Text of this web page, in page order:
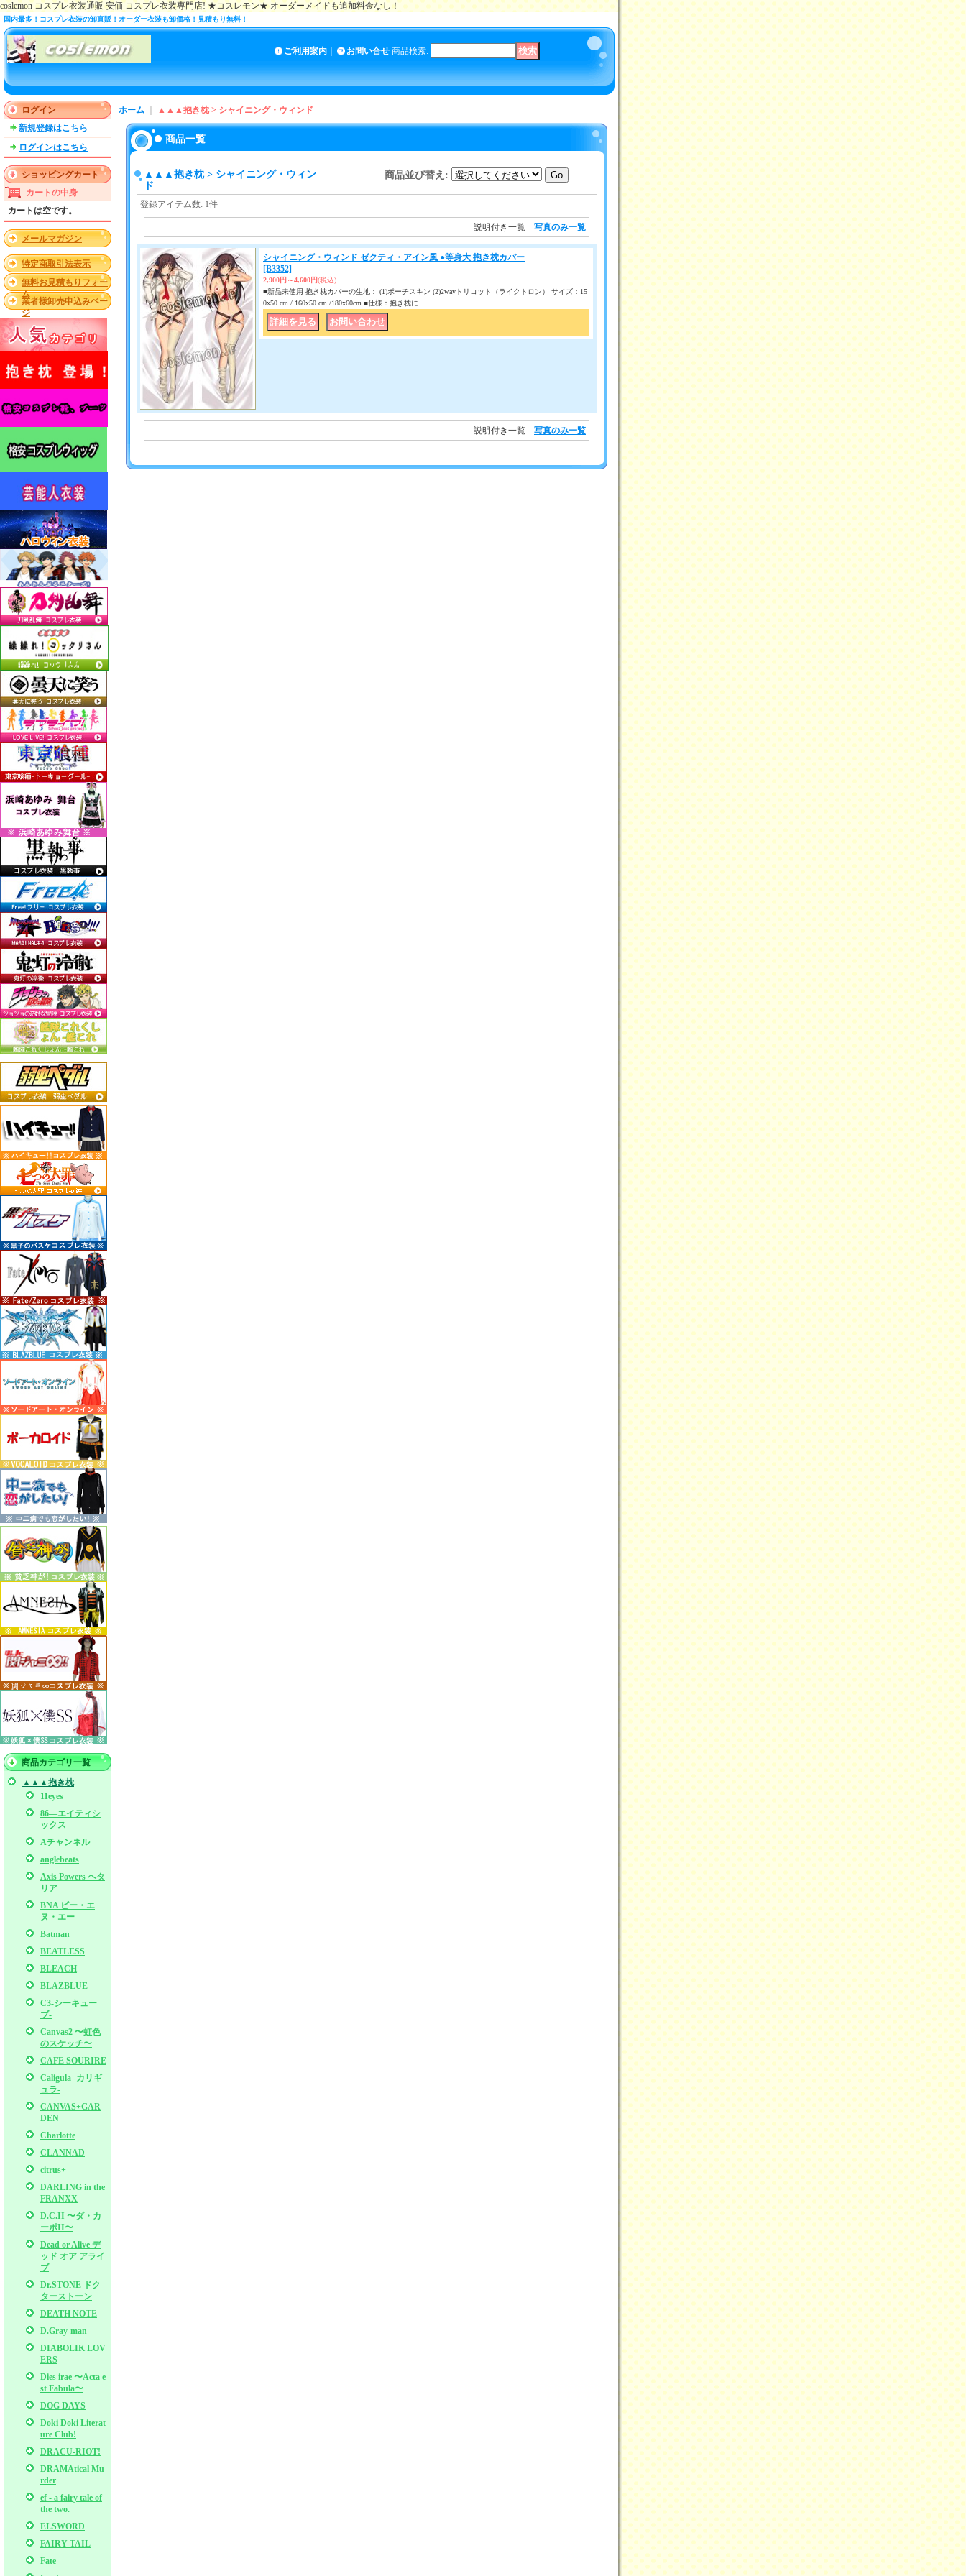
coslemon コスプレ衣装通販 安価 コスプレ衣装専門店! ★コスレモン★ オーダーメイドも追加料金なし！
国内最多！コスプレ衣装の卸直販！オーダー衣装も卸価格！見積もり無料！
ご利用案内 お問い合せ 商品検索:
ログイン
新規登録はこちら
ログインはこちら
ショッピングカート
カートの中身
カートは空です。
メールマガジン
特定商取引法表示
無料お見積もりフォー
ム
業者様卸売申込みペー
ジ
商品カテゴリ一覧
▲▲▲抱き枕
11eyes
86―エイティシ
ックス―
Aチャンネル
anglebeats
Axis Powers ヘタ
リア
BNA ビー・エ
ヌ・エー
Batman
BEATLESS
BLEACH
BLAZBLUE
C3-シーキュー
ブ-
Canvas2 〜虹色
のスケッチ〜
CAFE SOURIRE
Caligula -カリギ
ュラ-
CANVAS+GAR
DEN
Charlotte
CLANNAD
citrus+
DARLING in the
FRANXX
D.C.II 〜ダ・カ
ーポII〜
Dead or Alive デ
ッド オア アライ
ブ
Dr.STONE ドク
ターストーン
DEATH NOTE
D.Gray-man
DIABOLIK LOV
ERS
Dies irae 〜Acta e
st Fabula〜
DOG DAYS
Doki Doki Literat
ure Club!
DRACU-RIOT!
DRAMAtical Mu
rder
ef - a fairy tale of
the two.
ELSWORD
FAIRY TAIL
Fate
ホーム ▲▲▲抱き枕 > シャイニング・ウィンド
商品一覧
▲▲▲抱き枕 > シャイニング・ウィン
ド
商品並び替え :
登録アイテム数: 1件
説明付き一覧 写真のみ一覧
シャイニング・ウィンド ゼクティ・アイン風 ●等身大 抱き枕カバー
[B3352]
2,900円～4,600円(税込)
■新品未使用 抱き枕カバーの生地： (1)ポーチスキン (2)2wayトリコット（ライクトロン） サイズ：15
0x50 cm / 160x50 cm /180x60cm ■仕様：抱き枕に…
説明付き一覧 写真のみ一覧